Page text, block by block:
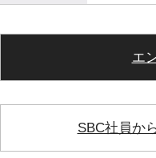
エ
SBC社員か